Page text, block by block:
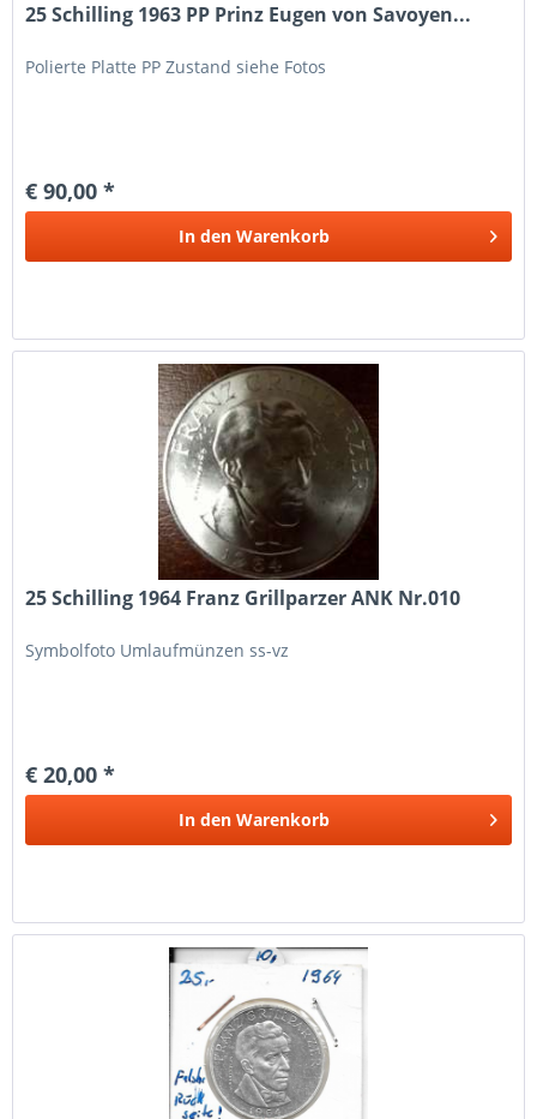
25 Schilling 1963 PP Prinz Eugen von Savoyen...
Polierte Platte PP Zustand siehe Fotos
€ 90,00 *
In den Warenkorb
25 Schilling 1964 Franz Grillparzer ANK Nr.010
Symbolfoto Umlaufmünzen ss-vz
€ 20,00 *
In den Warenkorb